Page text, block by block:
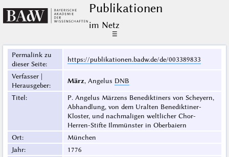
Publikationen
im Netz
☰
Permalink zu
dieser Seite:
https://publikationen.badw.de/de/003389833
Verfasser |
Herausgeber:
März, Angelus DNB
Titel:
P. Angelus Märzens Benediktiners von Scheyern,
Abhandlung, von dem Uralten Benediktiner-
Kloster, und nachmaligen weltlicher Chor-
Herren-Stifte Ilmmünster in Oberbaiern
Ort:
München
Jahr:
1776